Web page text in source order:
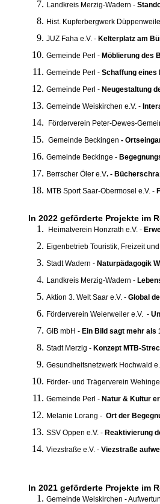
Landkreis Merzig-Wadern -
Hist. Kupferbergwerk
JUZ Faha e.V. - Kelterplatz am
Gemeinde Perl - Möblierung des
Gemeinde Perl - Schaffung eines
Gemeinde Perl - Neugestaltung
Gemeinde Weiskirchen e.V. -
Förderverein Peter-Dewes-
Gemeinde Beckingen -
Gemeinde Beckinge -
Berrscher Öler e.V. -
MTB Sport Saar-Obermosel e.V. -
In 2022 geförderte Projekte im
Heimatverein Honzrath e.V. -
Eigenbetrieb Touristik, Freizeit
Stadt Wadern - Naturpädagogik
Landkreis Merzig-Wadern -
Aktion 3. Welt Saar e.V. - Global
Förderverein Weierweiler e.V. -
GIB mbH - Ein Bild sagt mehr als
Stadt Merzig - Konzept MTB-
Gesundheitsnetzwerk Hochwald
Förder- und Trägerverein
Gemeinde Perl - Natur & Kultur
Melanie Lorang - Ort der
SSV Oppen e.V. - Reaktivierung
Viezstraße e.V. - Viezstraße
In 2021 geförderte Projekte im
Gemeinde Weiskirchen -